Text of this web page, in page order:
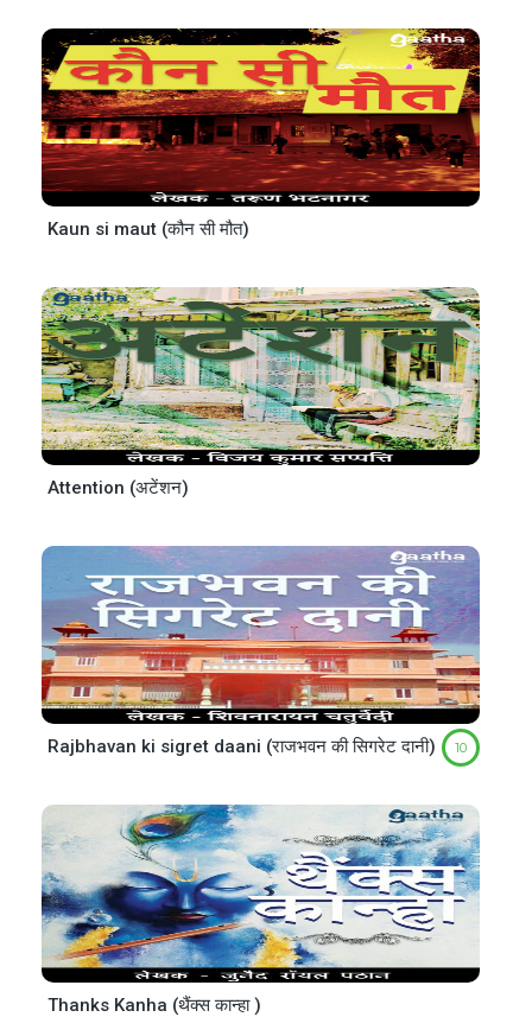
Kaun si maut (कौन सी मौत)
Attention (अटेंशन)
Rajbhavan ki sigret daani (राजभवन की सिगरेट दानी) 10
Thanks Kanha (थैंक्स कान्हा )